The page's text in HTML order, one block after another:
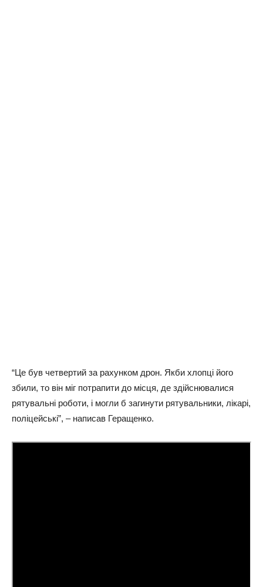
“Це був четвертий за рахунком дрон. Якби хлопці його
збили, то він міг потрапити до місця, де здійснювалися
рятувальні роботи, і могли б загинути рятувальники, лікарі,
поліцейські”, – написав Геращенко.